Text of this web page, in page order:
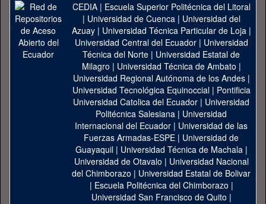
CEDIA| Escuela Superior Politécnica del Litoral
| Universidad de Cuenca| Universidad del
Azuay| Universidad Técnica Particular de Loja|
Universidad Central del Ecuador| Universidad
Técnica del Norte | Universidad Estatal de
Milagro | Universidad Técnica de Ambato |
Universidad Regional Autónoma de los Andes|
Universidad Tecnológica Equinoccial| Pontificia
Universidad Catolica del Ecuador | Universidad
Politécnica Salesiana | Universidad
Internacional del Ecuador | Universidad de las
Fuerzas Armadas-ESPE | Universidad de
Guayaquil| Universidad Técnica de Machala|
Universidad de Otavalo | Universidad Nacional
del Chimborazo | Universidad Estatal de Bolivar
| Escuela Politécnica del Chimborazo |
Universidad San Francisco de Quito |